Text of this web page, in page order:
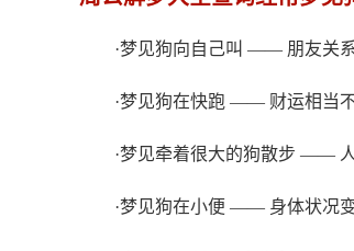
·梦见狗向自己叫 —— 朋友关系
·梦见狗在快跑 —— 财运相当不
·梦见牵着很大的狗散步 —— 人
·梦见狗在小便 —— 身体状况变